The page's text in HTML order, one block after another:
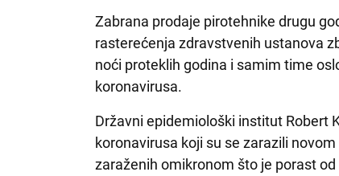
Zabrana prodaje pirotehnike drugu
rasterećenja zdravstvenih ustanova
noći proteklih godina i samim time
koronavirusa.
Državni epidemiološki institut Robert
koronavirusa koji su se zarazili
zaraženih omikronom što je porast